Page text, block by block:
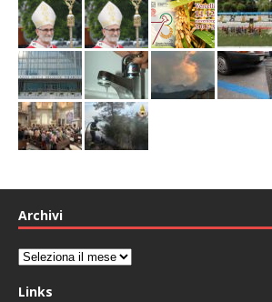
Archivi
Archivi
Links